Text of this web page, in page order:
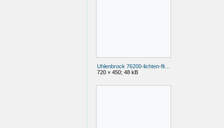
Uhlenbrock 76200-lichten-flikkervrij.jpg
720 × 450; 48 kB